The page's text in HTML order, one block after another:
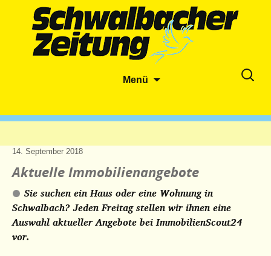
Menü
Suche
14. September 2018
Aktuelle Immobilienangebote
Sie suchen ein Haus oder eine Wohnung in
Schwalbach? Jeden Freitag stellen wir ihnen eine
Auswahl aktueller Angebote bei ImmobilienScout24
vor.